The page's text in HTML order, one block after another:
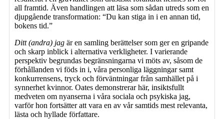
all framtid. Även handlingen att läsa som sådan utreds som en
djupgående transformation: “Du kan stiga in i en annan tid,
bokens tid.”
Ditt (andra) jag är en samling berättelser som ger en gripande
och skarp inblick i alternativa verkligheter. I varierande
perspektiv begrundas begränsningarna vi möts av, såsom de
förhållanden vi föds in i, våra personliga läggningar samt
konkurrensens, tryck och förväntningar från samhället på i
synnerhet kvinnor. Oates demonstrerar här, insiktsfullt
medveten om nyanserna i våra sociala och psykiska jag,
varför hon fortsätter att vara en av vår samtids mest relevanta,
lästa och hyllade författare.